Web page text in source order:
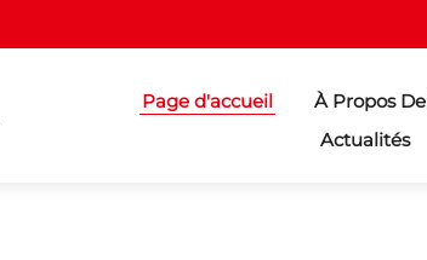
Page d'accueil À Propos
Actualités